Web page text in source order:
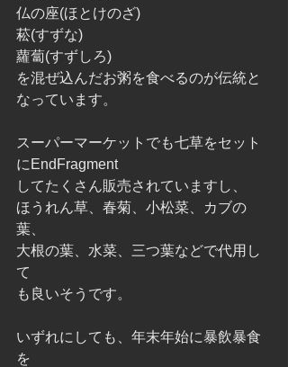
仏の座(ほとけのざ)
菘(すずな)
蘿蔔(すずしろ)
を混ぜ込んだお粥を食べるのが伝統と
なっています。
スーパーマーケットでも七草をセット
にEndFragment
してたくさん販売されていますし、
ほうれん草、春菊、小松菜、カブの
葉、
大根の葉、水菜、三つ葉などで代用し
て
も良いそうです。
いずれにしても、年末年始に暴飲暴食
を